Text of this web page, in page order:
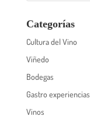
Categorías
Cultura del Vino
Viñedo
Bodegas
Gastro experiencias
Vinos